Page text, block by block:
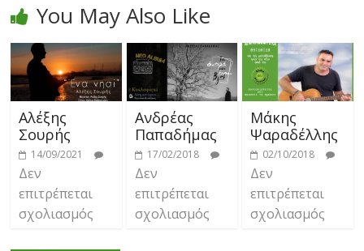
You May Also Like
Αλέξης
Σουρής
14/09/2021
Δεν
επιτρέπεται
σχολιασμός
Ανδρέας
Παπαδήμας
17/02/2018
Δεν
επιτρέπεται
σχολιασμός
Μάκης
Ψαραδέλλης
02/10/2018
Δεν
επιτρέπεται
σχολιασμός